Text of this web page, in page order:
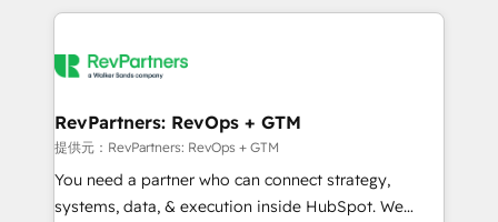
we de-risk complex CRM programmes and
multi-region migrations to AI-powered automation,
scale. 🏆 HubSpot’s CEO called us “the partner of the
future.” Others agree it is proof of trust built through
measurable impact.
RevPartners: RevOps + GTM
提供元：RevPartners: RevOps + GTM
You need a partner who can connect strategy,
systems, data, & execution inside HubSpot. We